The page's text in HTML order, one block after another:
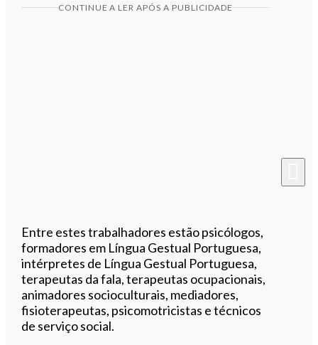
CONTINUE A LER APÓS A PUBLICIDADE
Entre estes trabalhadores estão psicólogos,
formadores em Língua Gestual Portuguesa,
intérpretes de Língua Gestual Portuguesa,
terapeutas da fala, terapeutas ocupacionais,
animadores socioculturais, mediadores,
fisioterapeutas, psicomotricistas e técnicos
de serviço social.